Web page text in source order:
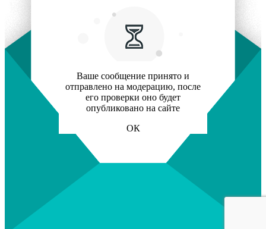
Ваше сообщение принято и
отправлено на модерацию, после
его проверки оно будет
опубликовано на сайте
ОК